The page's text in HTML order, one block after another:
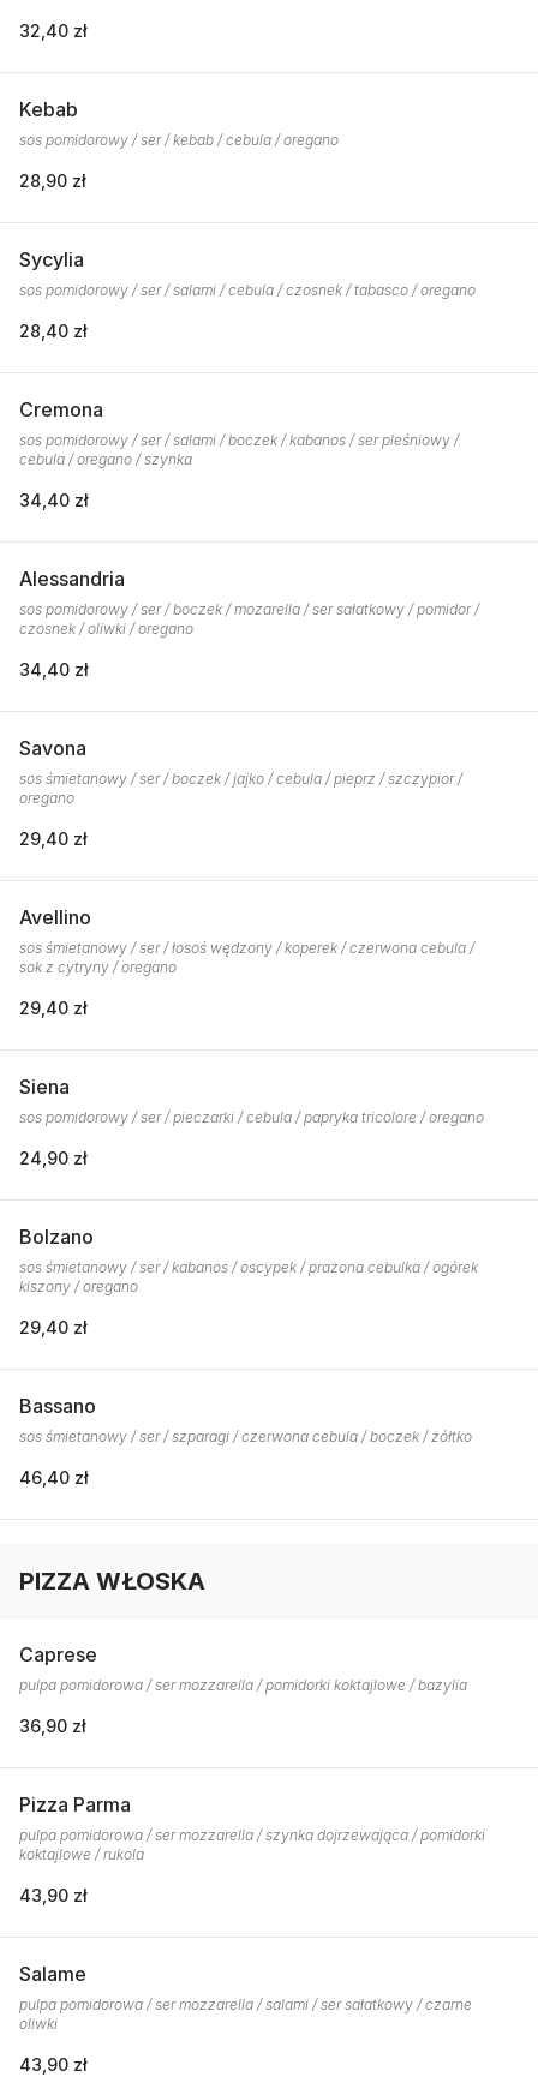
32,40 zł
Kebab
sos pomidorowy / ser / kebab / cebula / oregano
28,90 zł
Sycylia
sos pomidorowy / ser / salami / cebula / czosnek / tabasco / oregano
28,40 zł
Cremona
sos pomidorowy / ser / salami / boczek / kabanos / ser pleśniowy /
cebula / oregano / szynka
34,40 zł
Alessandria
sos pomidorowy / ser / boczek / mozarella / ser sałatkowy / pomidor /
czosnek / oliwki / oregano
34,40 zł
Savona
sos śmietanowy / ser / boczek / jajko / cebula / pieprz / szczypior /
oregano
29,40 zł
Avellino
sos śmietanowy / ser / łosoś wędzony / koperek / czerwona cebula /
sok z cytryny / oregano
29,40 zł
Siena
sos pomidorowy / ser / pieczarki / cebula / papryka tricolore / oregano
24,90 zł
Bolzano
sos śmietanowy / ser / kabanos / oscypek / prażona cebulka / ogórek
kiszony / oregano
29,40 zł
Bassano
sos śmietanowy / ser / szparagi / czerwona cebula / boczek / żółtko
46,40 zł
PIZZA WŁOSKA
Caprese
pulpa pomidorowa / ser mozzarella / pomidorki koktajlowe / bazylia
36,90 zł
Pizza Parma
pulpa pomidorowa / ser mozzarella / szynka dojrzewająca / pomidorki
koktajlowe / rukola
43,90 zł
Salame
pulpa pomidorowa / ser mozzarella / salami / ser sałatkowy / czarne
oliwki
43,90 zł